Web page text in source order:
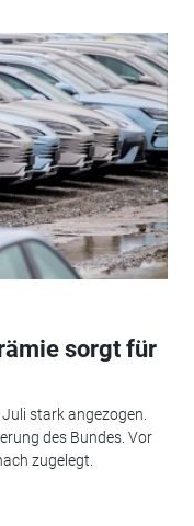
sorgt für
stark angezogen.
des Bundes. Vor
zugelegt.